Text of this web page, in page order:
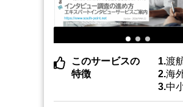
このサービスの
特徴
渡
海
中